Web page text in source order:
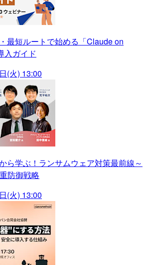
最短ルートで始める「Claude on
入ガイド
(火) 13:00
ら学ぶ！ランサムウェア対策最前線～
防御戦略
(火) 13:00